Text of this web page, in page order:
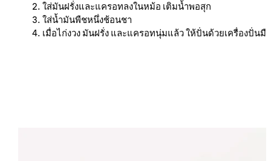
ใส่มันฝรั่งและแครอทลงในหม้อ เติมน้ำพอสุก
ใส่น้ำมันพืชหนึ่งช้อนชา
เมื่อไก่งวง มันฝรั่ง และแครอทนุ่มแล้ว ให้ปั่นด้วยเครื่องปั่นมื